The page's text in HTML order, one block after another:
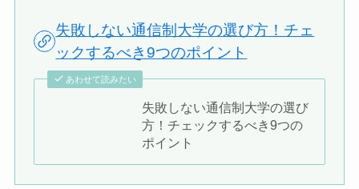
失敗しない通信制大学の選び方！チェ
ックするべき9つのポイント
あわせて読みたい
失敗しない通信制大学の選び
方！チェックするべき9つの
ポイント